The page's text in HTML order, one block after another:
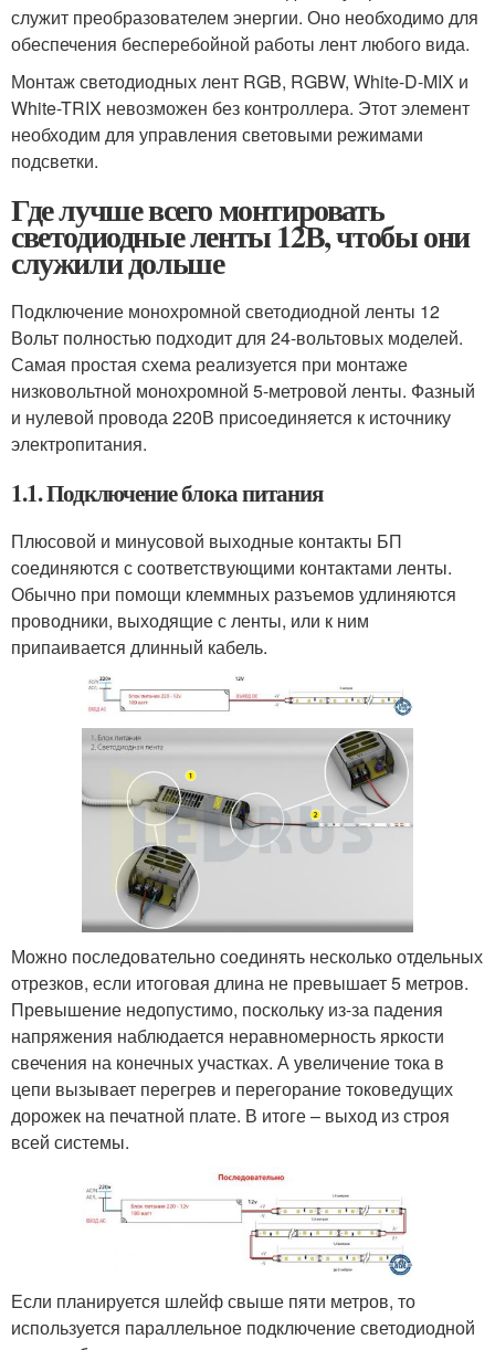
служит преобразователем энергии. Оно необходимо для
обеспечения бесперебойной работы лент любого вида.
Монтаж светодиодных лент RGB, RGBW, White-D-MIX и
White-TRIX невозможен без контроллера. Этот элемент
необходим для управления световыми режимами
подсветки.
Где лучше всего монтировать
светодиодные ленты 12В, чтобы они
служили дольше
Подключение монохромной светодиодной ленты 12
Вольт полностью подходит для 24-вольтовых моделей.
Самая простая схема реализуется при монтаже
низковольтной монохромной 5-метровой ленты. Фазный
и нулевой провода 220В присоединяется к источнику
электропитания.
1.1. Подключение блока питания
Плюсовой и минусовой выходные контакты БП
соединяются с соответствующими контактами ленты.
Обычно при помощи клеммных разъемов удлиняются
проводники, выходящие с ленты, или к ним
припаивается длинный кабель.
Можно последовательно соединять несколько отдельных
отрезков, если итоговая длина не превышает 5 метров.
Превышение недопустимо, поскольку из-за падения
напряжения наблюдается неравномерность яркости
свечения на конечных участках. А увеличение тока в
цепи вызывает перегрев и перегорание токоведущих
дорожек на печатной плате. В итоге – выход из строя
всей системы.
Если планируется шлейф свыше пяти метров, то
используется параллельное подключение светодиодной